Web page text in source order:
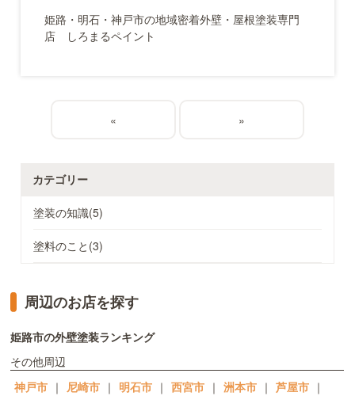
カテゴリー
塗装の知識(5)
塗料のこと(3)
姫路・明石・神戸市の地域密着外壁・屋根塗装専門
店 しろまるペイント
« »
周辺のお店を探す
姫路市の外壁塗装ランキング
その他周辺
神戸市 ｜ 尼崎市 ｜ 明石市 ｜ 西宮市 ｜ 洲本市 ｜ 芦屋市 ｜